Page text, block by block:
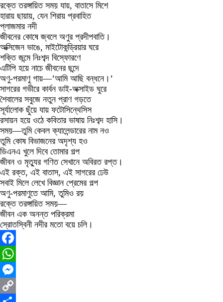
রক্তে তরঙ্গায়িত সময় যায়, বাতাসে মিশে
হারায় ছায়ায়, যেন শিরায় প্রবাহিত
প্লাজমার নদী
জীবনের কোষে জ্বলে অণুর প্রদীপবাতি।
অক্সিজেন ভাঙে, মাইটোকন্ড্রিয়ার ঘরে
শক্তি জন্মে নিঃশব্দ বিস্ফোরণে
এটিপি হয়ে নাচে জীবনের ছন্দে
অণু-পরমাণু গায়—’আমি আছি বন্ধনে।’
সাগরের গভীরে কার্বন ডাই-অক্সাইড ঘুরে
শৈবালের সবুজে নতুন প্রাণ গড়তে
সূর্যালোক ছুঁয়ে যায় ফটোসিন্থেসিস
রসায়ন হয়ে ওঠে কবিতার ভাষায় নিঃশব্দ হাসি।
সময়—তুমি কেবল ক্যালেন্ডারের নাম নও
তুমি কোষ বিভাজনের অদৃশ্য হও
ডিএনএ খুলে দিবে তোমার গল্প
জীবন ও মৃত্যুর গণিত সেখানে অবিরত রপ্ত।
এই রক্ত, এই বাতাস, এই সাগরের ঢেউ
সবাই মিলে লেখে বিজ্ঞান প্রেমের গল্প
অণু-পরমাণুতে আমি, তুমিও রয়
রক্তে তরঙ্গায়িত সময়—
জীবন এক অনন্ত পরিক্রমা
স্রোতস্বিনী নদীর মতো বয়ে চলি।
Facebook
WhatsApp
Messenger